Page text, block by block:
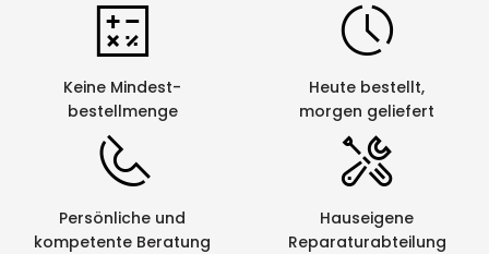
Keine Mindest-
bestellmenge
Heute bestellt,
morgen geliefert
Persönliche und
kompetente Beratung
Hauseigene
Reparaturabteilung